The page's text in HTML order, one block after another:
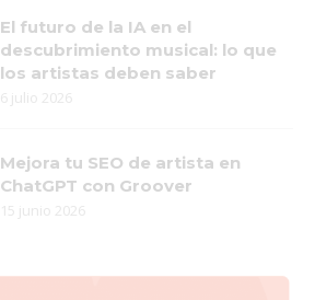
El futuro de la IA en el
descubrimiento musical: lo que
los artistas deben saber
6 julio 2026
Mejora tu SEO de artista en
ChatGPT con Groover
15 junio 2026